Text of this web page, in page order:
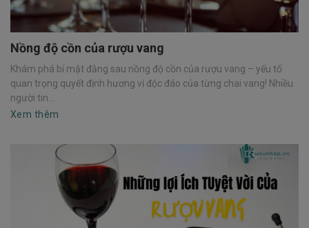
Nồng độ cồn của rượu vang
Khám phá bí mật đằng sau nồng độ cồn của rượu vang – yếu tố
quan trọng quyết định hương vị độc đáo của từng chai vang! Nhiều
người tin...
Xem thêm